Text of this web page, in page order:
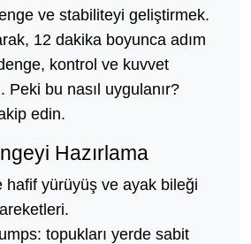
ve stabiliteyi geliştirmek.
12 dakika boyunca adım
kontrol ve kuvvet
Peki bu nasıl uygulanır?
edin.
Hazırlama
hafif yürüyüş ve ayak bileği
topukları yerde sabit